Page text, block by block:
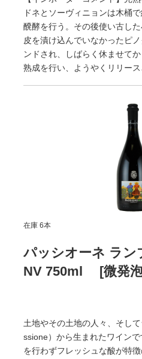
ドネとソーヴィニョンは木桶
醗酵を行う。その後使い古し
皮を漬け込んでいなかったピ
ンドされ、しばらく休ませて
熟成を行い、ようやくリリース
在庫 6本
パッシオーネ ラ
NV 750ml [微発
土地やその土地の人々、そし
ssione）から生まれたワイン
を行わずフレッシュな酸が特